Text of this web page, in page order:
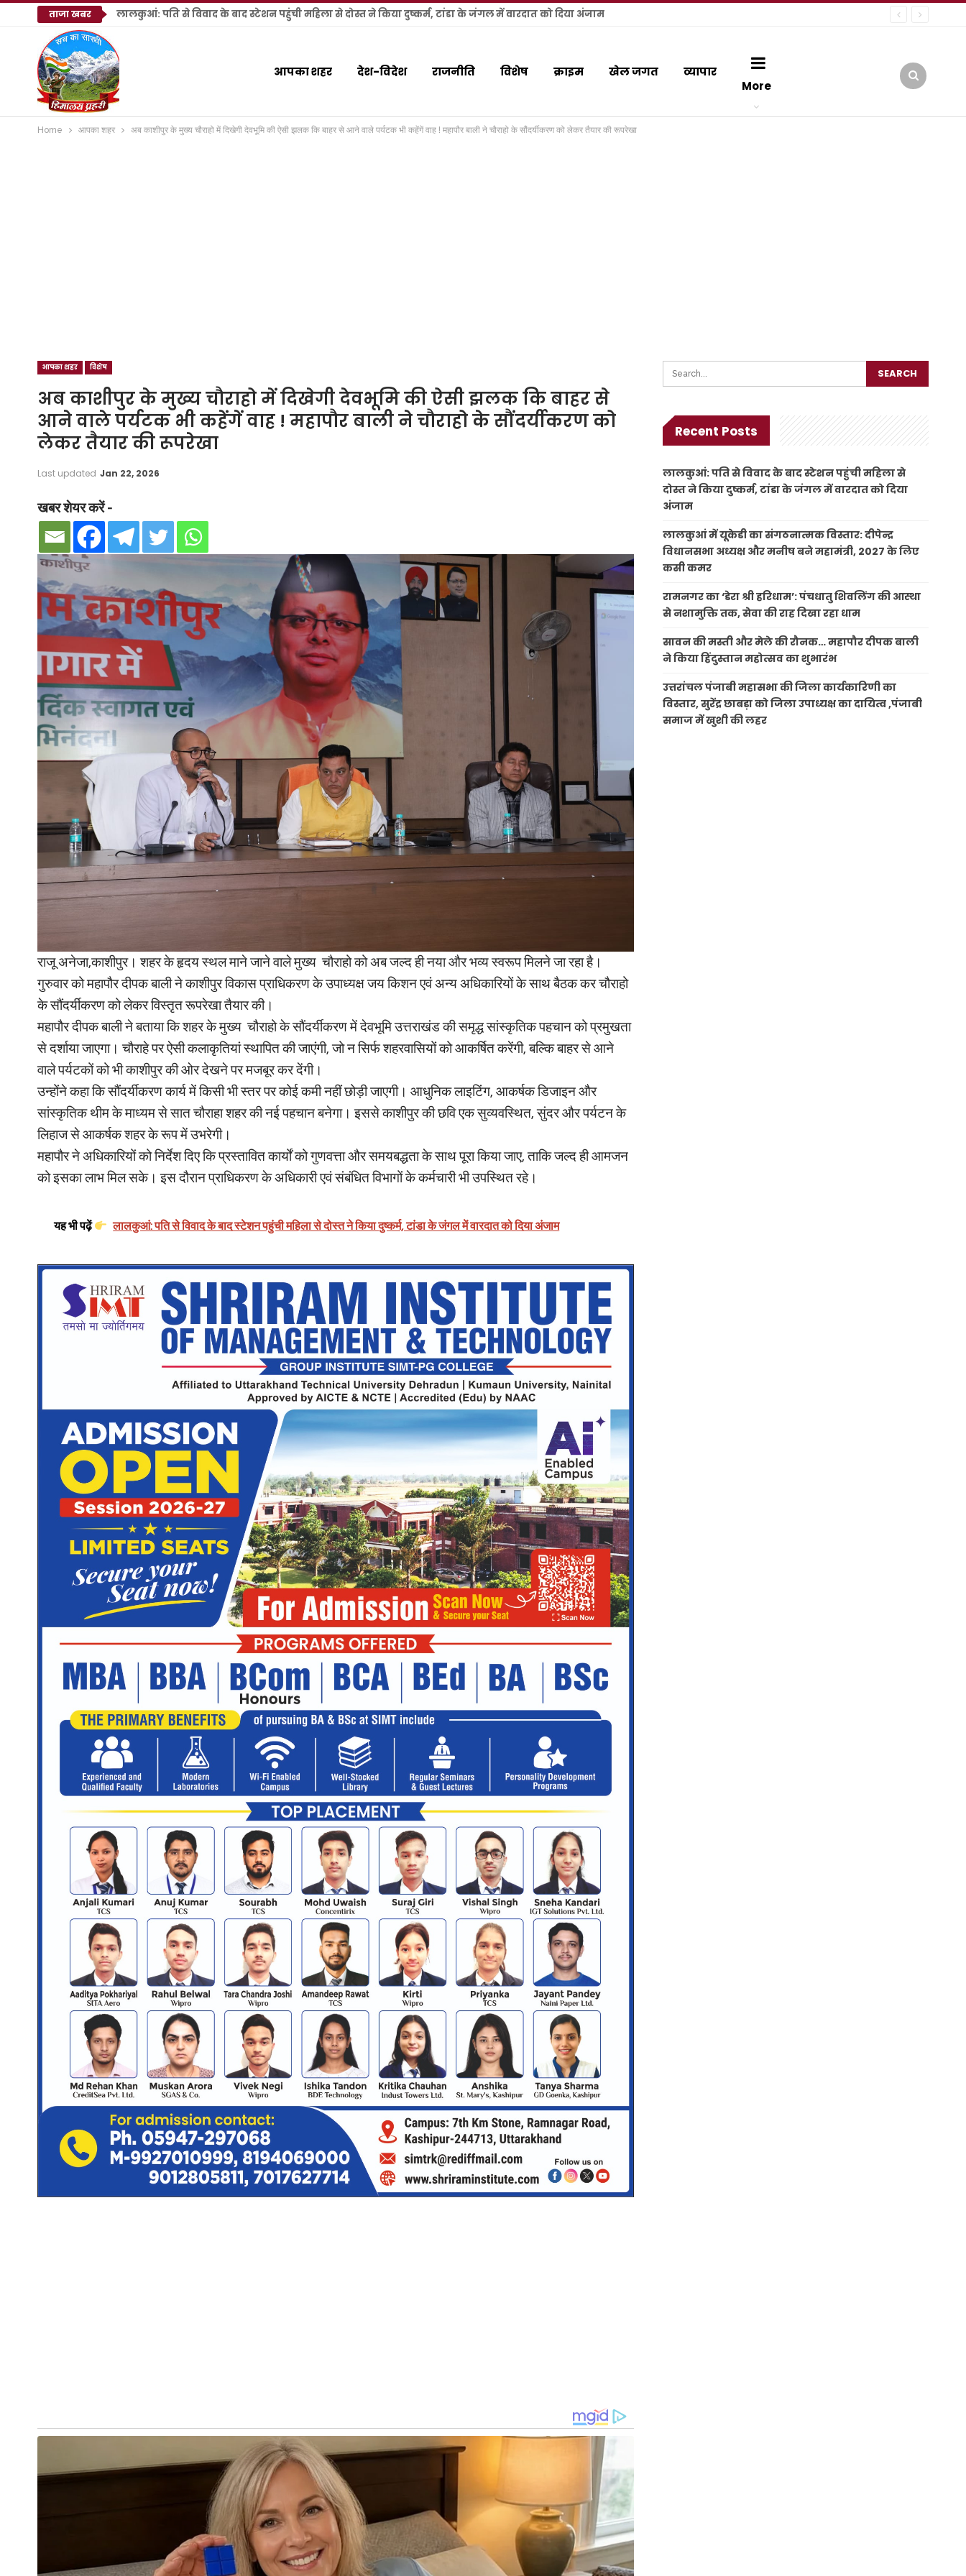
ताजा खबर लालकुआं: पति से विवाद के बाद स्टेशन पहुंची महिला से दोस्त ने किया दुष्कर्म, टांडा के जंगल में वारदात को दिया अंजाम
आपका शहर देश-विदेश राजनीति विशेष क्राइम खेल जगत
व्यापार
More
Home आपका शहर अब काशीपुर के मुख्य चौराहो में दिखेगी देवभूमि की ऐसी झलक कि बाहर से आने वाले पर्यटक भी कहेंगें वाह ! महापौर बाली ने चौराहो के सौंदर्यीकरण को लेकर तैयार की रूपरेखा
आपका शहर विशेष
अब काशीपुर के मुख्य चौराहो में दिखेगी देवभूमि की ऐसी झलक कि बाहर से
आने वाले पर्यटक भी कहेंगें वाह ! महापौर बाली ने चौराहो के सौंदर्यीकरण को
लेकर तैयार की रूपरेखा
Last updated Jan 22, 2026
खबर शेयर करें -
राजू अनेजा,काशीपुर। शहर के हृदय स्थल माने जाने वाले मुख्य चौराहो को अब जल्द ही नया और भव्य स्वरूप मिलने जा रहा है।
गुरुवार को महापौर दीपक बाली ने काशीपुर विकास प्राधिकरण के उपाध्यक्ष जय किशन एवं अन्य अधिकारियों के साथ बैठक कर चौराहो
के सौंदर्यीकरण को लेकर विस्तृत रूपरेखा तैयार की।
महापौर दीपक बाली ने बताया कि शहर के मुख्य चौराहो के सौंदर्यीकरण में देवभूमि उत्तराखंड की समृद्ध सांस्कृतिक पहचान को प्रमुखता
से दर्शाया जाएगा। चौराहे पर ऐसी कलाकृतियां स्थापित की जाएंगी, जो न सिर्फ शहरवासियों को आकर्षित करेंगी, बल्कि बाहर से आने
वाले पर्यटकों को भी काशीपुर की ओर देखने पर मजबूर कर देंगी।
उन्होंने कहा कि सौंदर्यीकरण कार्य में किसी भी स्तर पर कोई कमी नहीं छोड़ी जाएगी। आधुनिक लाइटिंग, आकर्षक डिजाइन और
सांस्कृतिक थीम के माध्यम से सात चौराहा शहर की नई पहचान बनेगा। इससे काशीपुर की छवि एक सुव्यवस्थित, सुंदर और पर्यटन के
लिहाज से आकर्षक शहर के रूप में उभरेगी।
महापौर ने अधिकारियों को निर्देश दिए कि प्रस्तावित कार्यों को गुणवत्ता और समयबद्धता के साथ पूरा किया जाए, ताकि जल्द ही आमजन
को इसका लाभ मिल सके। इस दौरान प्राधिकरण के अधिकारी एवं संबंधित विभागों के कर्मचारी भी उपस्थित रहे।
यह भी पढ़ें लालकुआं: पति से विवाद के बाद स्टेशन पहुंची महिला से दोस्त ने किया दुष्कर्म, टांडा के जंगल में वारदात को दिया अंजाम
Recent Posts
लालकुआं: पति से विवाद के बाद स्टेशन पहुंची महिला से
दोस्त ने किया दुष्कर्म, टांडा के जंगल में वारदात को दिया
अंजाम
लालकुआं में यूकेडी का संगठनात्मक विस्तार: दीपेन्द्र
विधानसभा अध्यक्ष और मनीष बने महामंत्री, 2027 के लिए
कसी कमर
रामनगर का ‘डेरा श्री हरिधाम’: पंचधातु शिवलिंग की आस्था
से नशामुक्ति तक, सेवा की राह दिखा रहा धाम
सावन की मस्ती और मेले की रौनक… महापौर दीपक बाली
ने किया हिंदुस्तान महोत्सव का शुभारंभ
उत्तरांचल पंजाबी महासभा की जिला कार्यकारिणी का
विस्तार, सुरेंद्र छाबड़ा को जिला उपाध्यक्ष का दायित्व ,पंजाबी
समाज में खुशी की लहर